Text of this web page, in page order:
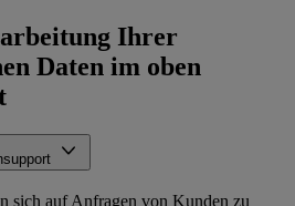
Ihrer
Daten im oben
sich auf Anfragen von Kunden zu